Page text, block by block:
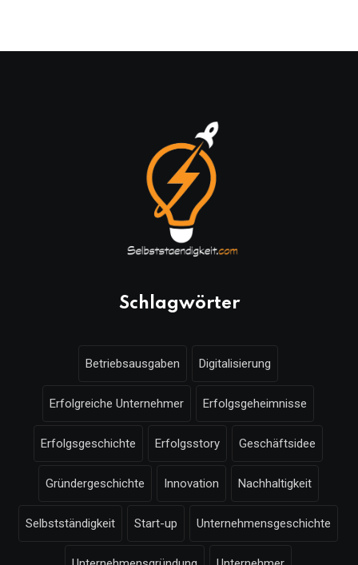
Schlagwörter
Betriebsausgaben Digitalisierung
Erfolgreiche Unternehmer Erfolgsgeheimnisse
Erfolgsgeschichte Erfolgsstory Geschäftsidee
Gründergeschichte Innovation Nachhaltigkeit
Selbstständigkeit Start-up Unternehmensgeschichte